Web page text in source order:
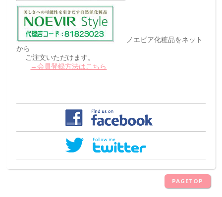
ノエビア化粧品をネット
から
ご注文いただけます。
→会員登録方法はこちら
PAGETOP